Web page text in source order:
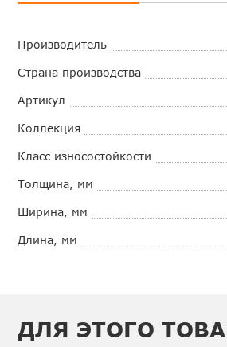
Производитель
Страна производства
Артикул
Коллекция
Класс износостойкости
Толщина, мм
Ширина, мм
Длина, мм
ДЛЯ ЭТОГО